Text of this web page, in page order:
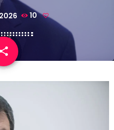
10
share
email